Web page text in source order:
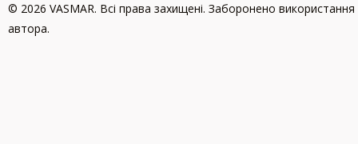
© 2026 VASMAR. Всі права захищені. Заборонено використання
автора.